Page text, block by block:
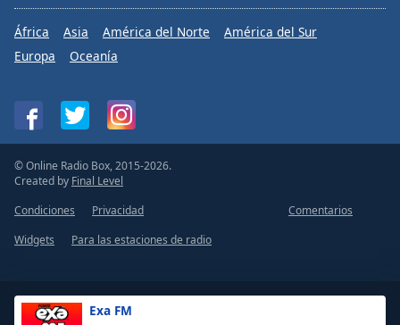
Exa FM
África Asia América del Norte
América del Sur
Europa
Oceanía
© Online Radio Box, 2015-2026.
Created by Final Level
Condiciones
Privacidad
Comentarios
Widgets
Para las estaciones de radio